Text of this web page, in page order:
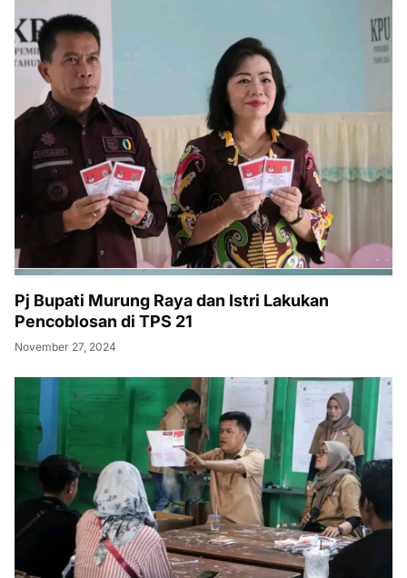
Pj Bupati Murung Raya dan Istri Lakukan
Pencoblosan di TPS 21
November 27, 2024